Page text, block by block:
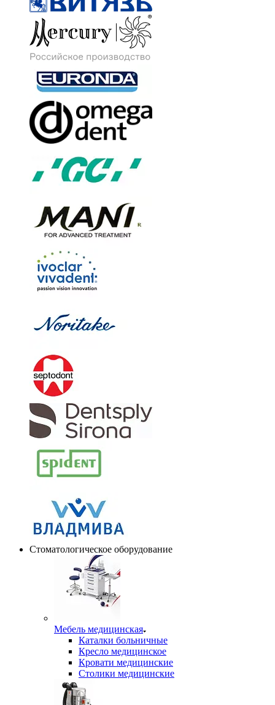
Стоматологическое оборудование
Мебель медицинская
Каталки больничные
Кресло медицинское
Кровати медицинские
Столики медицинские